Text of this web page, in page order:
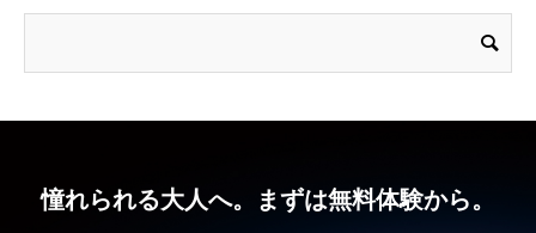
憧れられる大人へ。まずは無料体験から。